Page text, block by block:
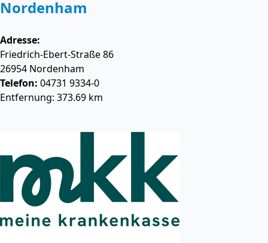
Nordenham
Adresse:
Friedrich-Ebert-Straße 86
26954 Nordenham
Telefon: 04731 9334-0
Entfernung: 373.69 km